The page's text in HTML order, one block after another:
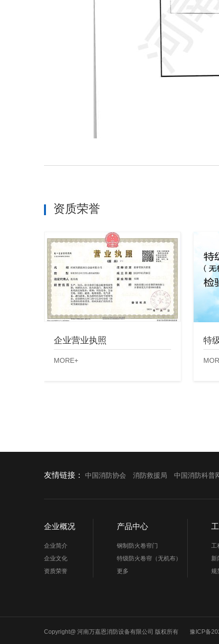
资质荣誉
企业营业执照
MORE+
特
友情链接： 中国消防协会 消防救援局 中国消防科普
企业概况
企业简介
企业文化
资质荣誉
产品中心
钢制防火卷帘门
特级防火卷帘（无机布）
更多
工
新
规
Copyright@ 河南万嘉恩消防设备有限公司 版权所有 豫ICP备